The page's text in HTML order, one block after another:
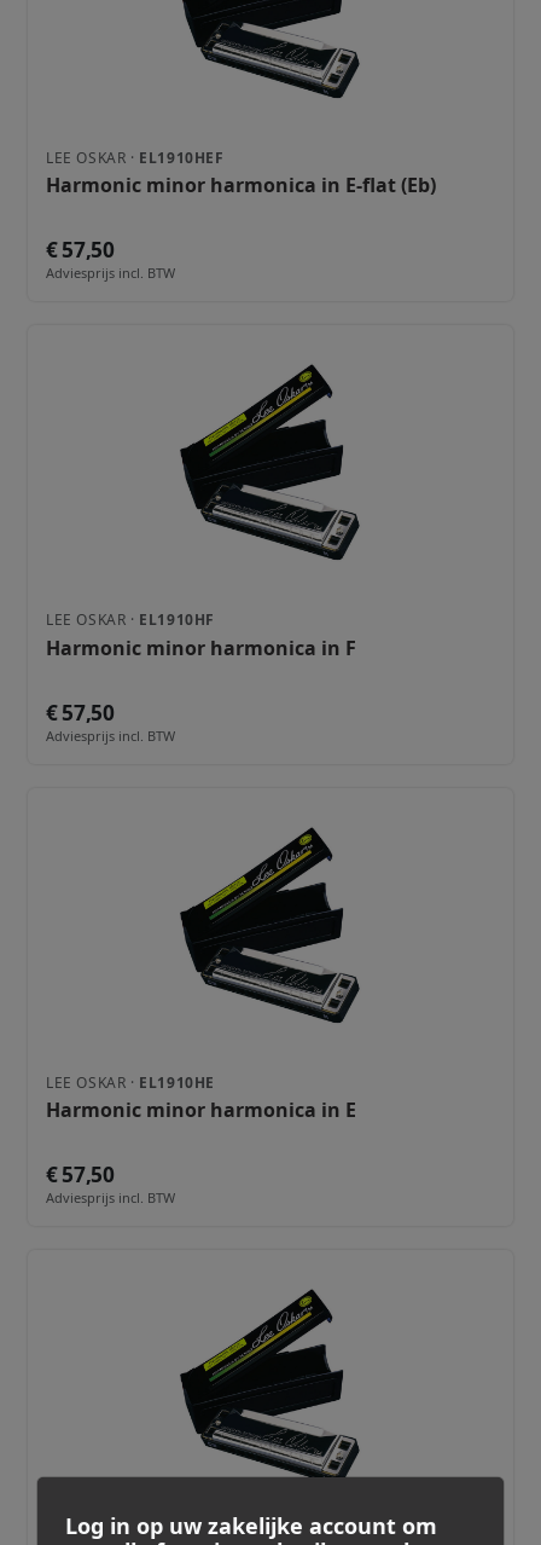
LEE OSKAR · EL1910HEF
Harmonic minor harmonica in E-flat (Eb)
€ 57,50
Adviesprijs incl. BTW
LEE OSKAR · EL1910HF
Harmonic minor harmonica in F
€ 57,50
Adviesprijs incl. BTW
LEE OSKAR · EL1910HE
Harmonic minor harmonica in E
€ 57,50
Adviesprijs incl. BTW
Log in op uw zakelijke account om